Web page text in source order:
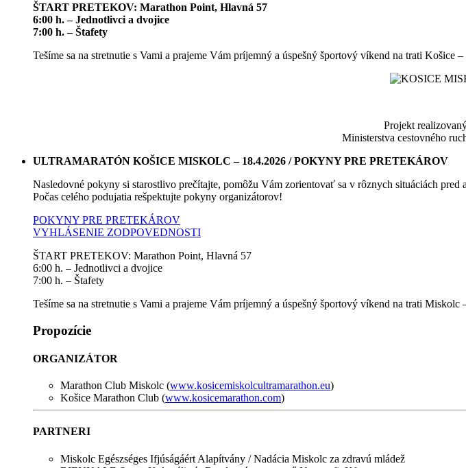
ŠTART PRETEKOV: Marathon Point, Hlavná 57
6:00 h. – Jednotlivci a dvojice
7:00 h. – Štafety
Tešíme sa na stretnutie s Vami a prajeme Vám príjemný a úspešný športový víkend na trati Košice
Projekt
Ministerstva cestovného
ULTRAMARATÓN KOŠICE MISKOLC – 18.4.2026 / POKYNY PRE PRETEKÁROV
Nasledovné pokyny si starostlivo prečítajte, pomôžu Vám zorientovať sa v rôznych situáciách pred
Počas celého podujatia rešpektujte pokyny organizátorov!
POKYNY PRE PRETEKÁROV
VYHLÁSENIE ZODPOVEDNOSTI
ŠTART PRETEKOV: Marathon Point, Hlavná 57
6:00 h. – Jednotlivci a dvojice
7:00 h. – Štafety
Tešíme sa na stretnutie s Vami a prajeme Vám príjemný a úspešný športový víkend na trati Miskolc
Propozície
ORGANIZÁTOR
Marathon Club Miskolc (www.kosicemiskolcultramarathon.eu)
Košice Marathon Club (www.kosicemarathon.com)
PARTNERI
Miskolc Egészséges Ifjúságáért Alapítvány / Nadácia Miskolc za zdravú mládež